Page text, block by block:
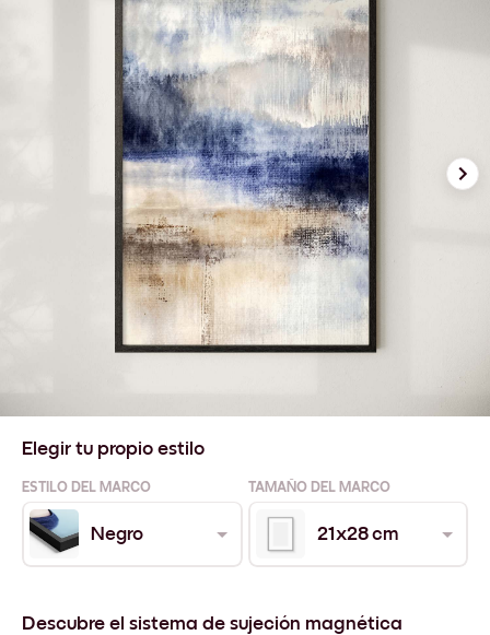
Elegir tu propio estilo
ESTILO DEL MARCO TAMAÑO DEL MARCO
Negro 21x28 cm
Descubre el sistema de sujeción magnética